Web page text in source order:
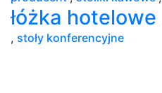
łóżka hotelowe
, stoły konferencyjne